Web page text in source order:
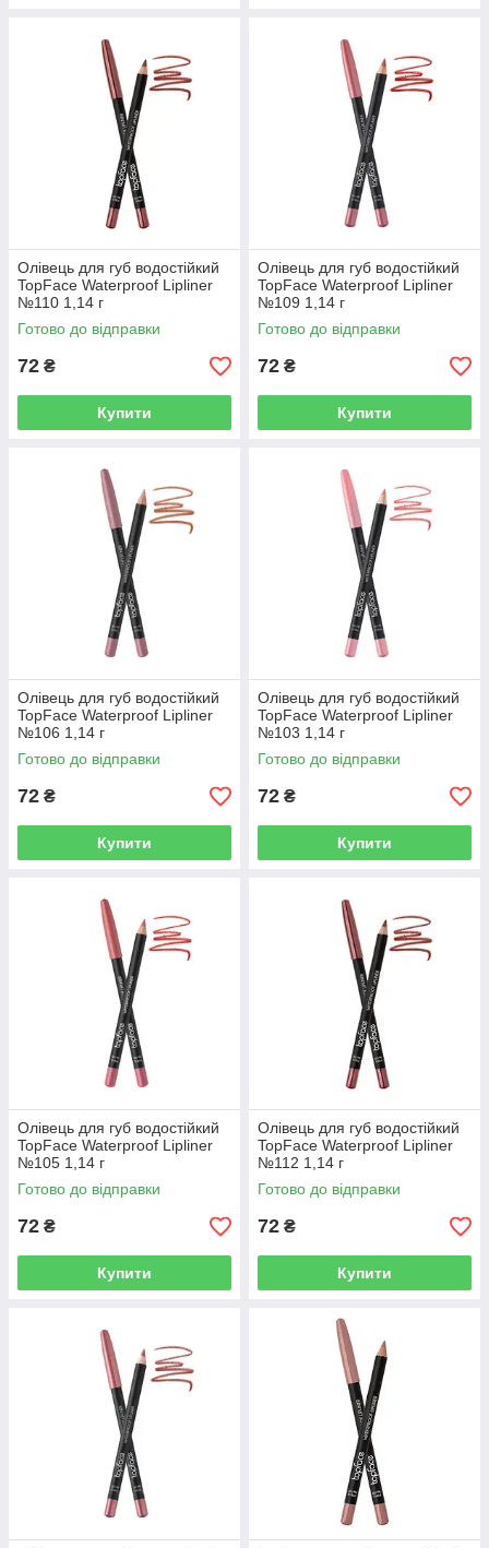
Олівець для губ водостійкий
TopFace Waterproof Lipliner
№110 1,14 г
Готово до відправки
72 ₴
Купити
Олівець для губ водостійкий
TopFace Waterproof Lipliner
№109 1,14 г
Готово до відправки
72 ₴
Купити
Олівець для губ водостійкий
TopFace Waterproof Lipliner
№106 1,14 г
Готово до відправки
72 ₴
Купити
Олівець для губ водостійкий
TopFace Waterproof Lipliner
№103 1,14 г
Готово до відправки
72 ₴
Купити
Олівець для губ водостійкий
TopFace Waterproof Lipliner
№105 1,14 г
Готово до відправки
72 ₴
Купити
Олівець для губ водостійкий
TopFace Waterproof Lipliner
№112 1,14 г
Готово до відправки
72 ₴
Купити